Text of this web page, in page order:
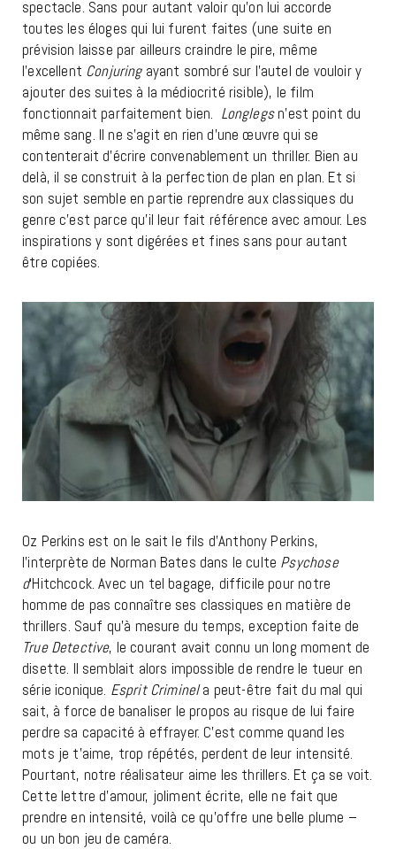
spectacle. Sans pour autant valoir qu’on lui accorde
toutes les éloges qui lui furent faites (une suite en
prévision laisse par ailleurs craindre le pire, même
l’excellent Conjuringayant sombré sur l’autel de vouloir y
ajouter des suites à la médiocrité risible), le film
fonctionnait parfaitement bien. Longlegsn’est point du
même sang. Il ne s’agit en rien d’une œuvre qui se
contenterait d’écrire convenablement un thriller. Bien au
delà, il se construit à la perfection de plan en plan. Et si
son sujet semble en partie reprendre aux classiques du
genre c’est parce qu’il leur fait référence avec amour. Les
inspirations y sont digérées et fines sans pour autant
être copiées.
Oz Perkins est on le sait le fils d’Anthony Perkins,
l’interprète de Norman Bates dans le culte Psychose
d‘Hitchcock. Avec un tel bagage, difficile pour notre
homme de pas connaître ses classiques en matière de
thrillers. Sauf qu’à mesure du temps, exception faite de
True Detective, le courant avait connu un long moment de
disette. Il semblait alors impossible de rendre le tueur en
série iconique. Esprit Criminela peut-être fait du mal qui
sait, à force de banaliser le propos au risque de lui faire
perdre sa capacité à effrayer. C’est comme quand les
mots je t’aime, trop répétés, perdent de leur intensité.
Pourtant, notre réalisateur aime les thrillers. Et ça se voit.
Cette lettre d’amour, joliment écrite, elle ne fait que
prendre en intensité, voilà ce qu’offre une belle plume –
ou un bon jeu de caméra.